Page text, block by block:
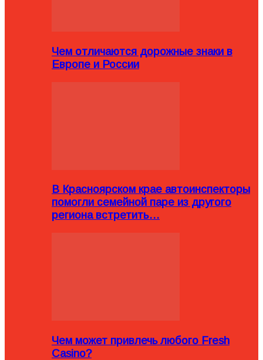
Чем отличаются дорожные знаки в
Европе и России
В Красноярском крае автоинспекторы
помогли семейной паре из другого
региона встретить…
Чем может привлечь любого Fresh
Casino?